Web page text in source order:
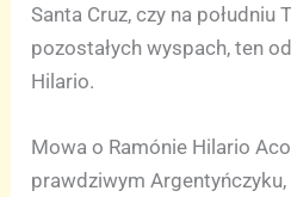
Santa Cruz, czy na południu
pozostałych wyspach, ten
Hilario.
Mowa o Ramónie Hilario
prawdziwym